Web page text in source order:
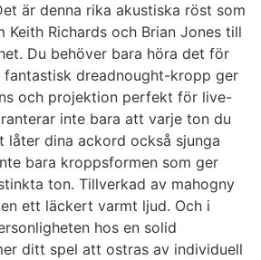
är denna rika akustiska röst som
Keith Richards och Brian Jones till
Du behöver bara höra det för
dreadnought-kropp ger
och projektion perfekt för live-
inte bara att varje ton du
låter dina ackord också sjunga
bara kroppsformen som ger
ton. Tillverkad av mahogny
ett läckert varmt ljud. Och i
hos en solid
ditt spel att ostras av individuell